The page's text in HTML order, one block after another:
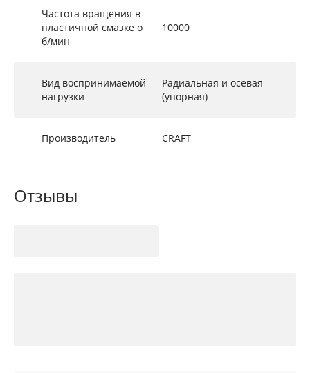
Частота вращения в
пластичной смазке о
б/мин
10000
Вид воспринимаемой
нагрузки
Радиальная и осевая
(упорная)
Производитель CRAFT
Отзывы